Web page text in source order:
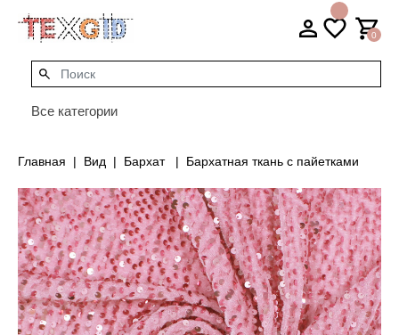
0
Все категории
Главная Вид Бархат Бархатная ткань с пайетками